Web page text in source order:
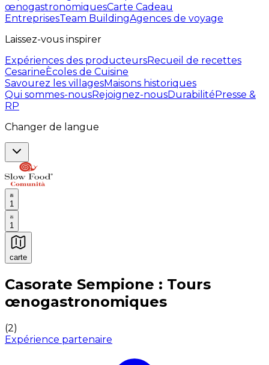
œnogastronomiquesCarte Cadeau
EntreprisesTeam BuildingAgences de voyage
Laissez-vous inspirer
Expériences des producteursRecueil de recettes
CesarineÈcoles de Cuisine
Savourez les villagesMaisons historiques
Qui sommes-nousRejoignez-nousDurabilitéPresse &
RP
Changer de langue
1
1
carte
Expériences culinaires inoubliables : Expériences
Casorate Sempione : Tours
œnogastronomiques
(2)
Expérience partenaire